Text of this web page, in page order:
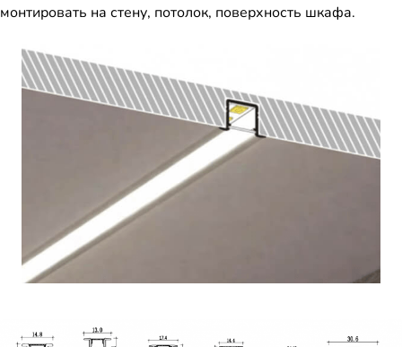
монтировать на стену, потолок, поверхность шкафа.